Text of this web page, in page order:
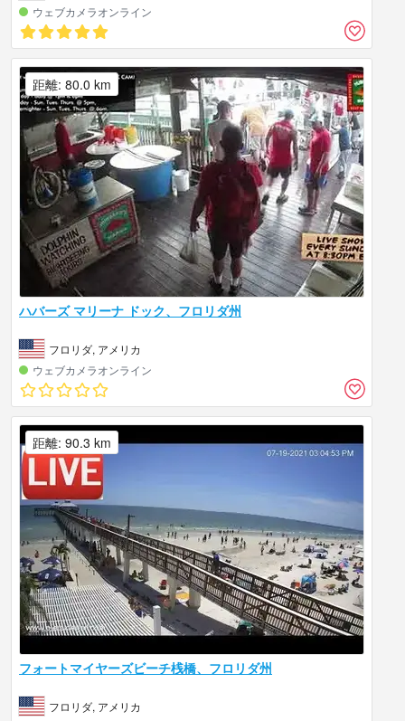
ウェブカメラオンライン
ハバーズ マリーナ ドック、フロリダ州
フロリダ, アメリカ
ウェブカメラオンライン
距離: 80.0 km
フォートマイヤーズビーチ桟橋、フロリダ州
フロリダ, アメリカ
距離: 90.3 km